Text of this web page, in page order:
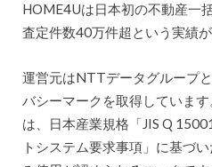
HOME4Uは日本初の不動産一
査定件数40万件超という実績が
運営元はNTTデータグループ
バシーマークを取得していま
は、日本産業規格「JIS Q
トシステム要求事項」に基づ